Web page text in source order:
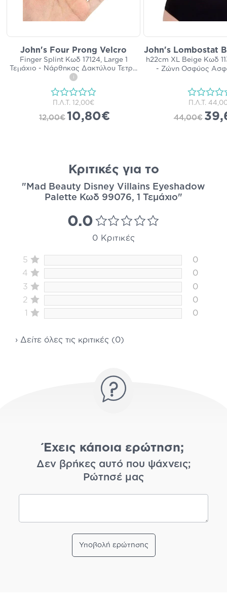
John's Four Prong Velcro
Finger Splint Κωδ 17124, Large 1
Τεμάχιο - Νάρθηκας Δακτύλου Τετρ...
i
Π.Λ.Τ. 12,00€
12,00€ 10,80€
John's Lombostat
h22cm XL Beige Κωδ
- Ζώνη Οσφύος
Π.Λ.Τ.
44,00€
Κριτικές για το
"Mad Beauty Disney Villains Eyeshadow
Palette Κωδ 99076, 1 Τεμάχιο"
0.0
0 Κριτικές
5
0
4
0
3
0
2
0
1
0
› Δείτε όλες τις κριτικές (0)
Έχεις κάποια ερώτηση;
Δεν βρήκες αυτό που ψάχνεις;
Ρώτησέ μας
Υποβολή ερώτησης